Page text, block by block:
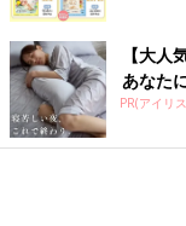
た。
子どもが巣立った後
況です」
シーン的には食事や
の額をごまかすのは
【大
あなたに
PR(アイリ